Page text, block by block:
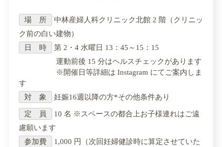
場 所
中林産婦人科クリニック北館 2 階（クリニッ
ク前の白い建物）
日 時
第 2・4 水曜日 13：45～15：15
運動前後 15 分はヘルスチェックがあります
※開催日等詳細は Instagram にてご案内しま
す
対 象
妊娠16週以降の方*その他条件あり
定 員
10 名 ※スペースの都合上お子様連れはご遠
慮願います
参加費
1,000 円（次回妊婦健診時に算定させていた